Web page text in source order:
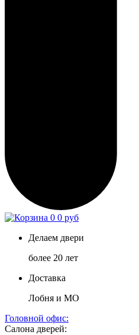
0 0 руб
Делаем двери
более 20 лет
Доставка
Лобня и МО
Головной офис:
Салона дверей: